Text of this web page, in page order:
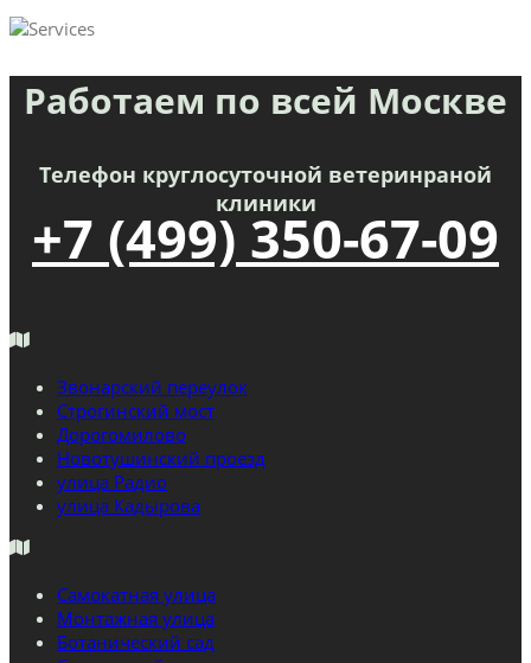
Работаем по всей Москве
Телефон круглосуточной ветеринраной
клиники
+7 (499) 350-67-09
Звонарский переулок
Строгинский мост
Дорогомилово
Новотушинский проезд
улица Радио
улица Кадырова
Самокатная улица
Монтажная улица
Ботанический сад